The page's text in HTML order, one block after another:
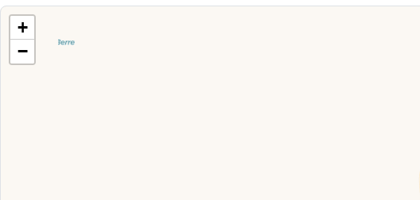
+
−